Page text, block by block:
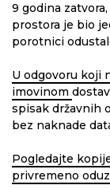
9 godina
prostora je bio
porotnici
U odgovoru koji
imovinom
spisak državnih
bez naknade
Pogledajte
privremeno